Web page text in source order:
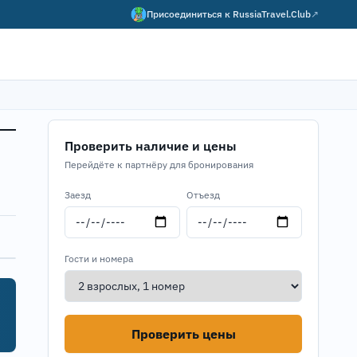
Присоединиться к RussiaTravel.Club↗
Проверить наличие и цены
Перейдёте к партнёру для бронирования
Заезд Отъезд
Гости и номера
Проверить цены